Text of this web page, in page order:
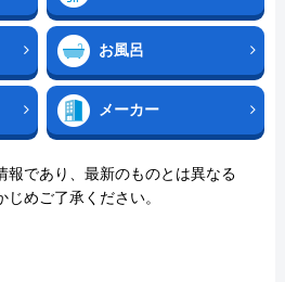
お風呂
メーカー
であり、最新のものとは異なる
めご了承ください。